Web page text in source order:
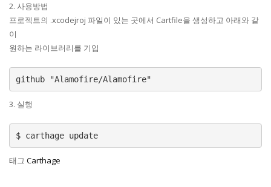
2. 사용방법
프로젝트의 .xcodejroj 파일이 있는 곳에서 Cartfile을 생성하고 아래와 같
이
원하는 라이브러리를 기입
3. 실행
$ carthage update
태그 Carthage